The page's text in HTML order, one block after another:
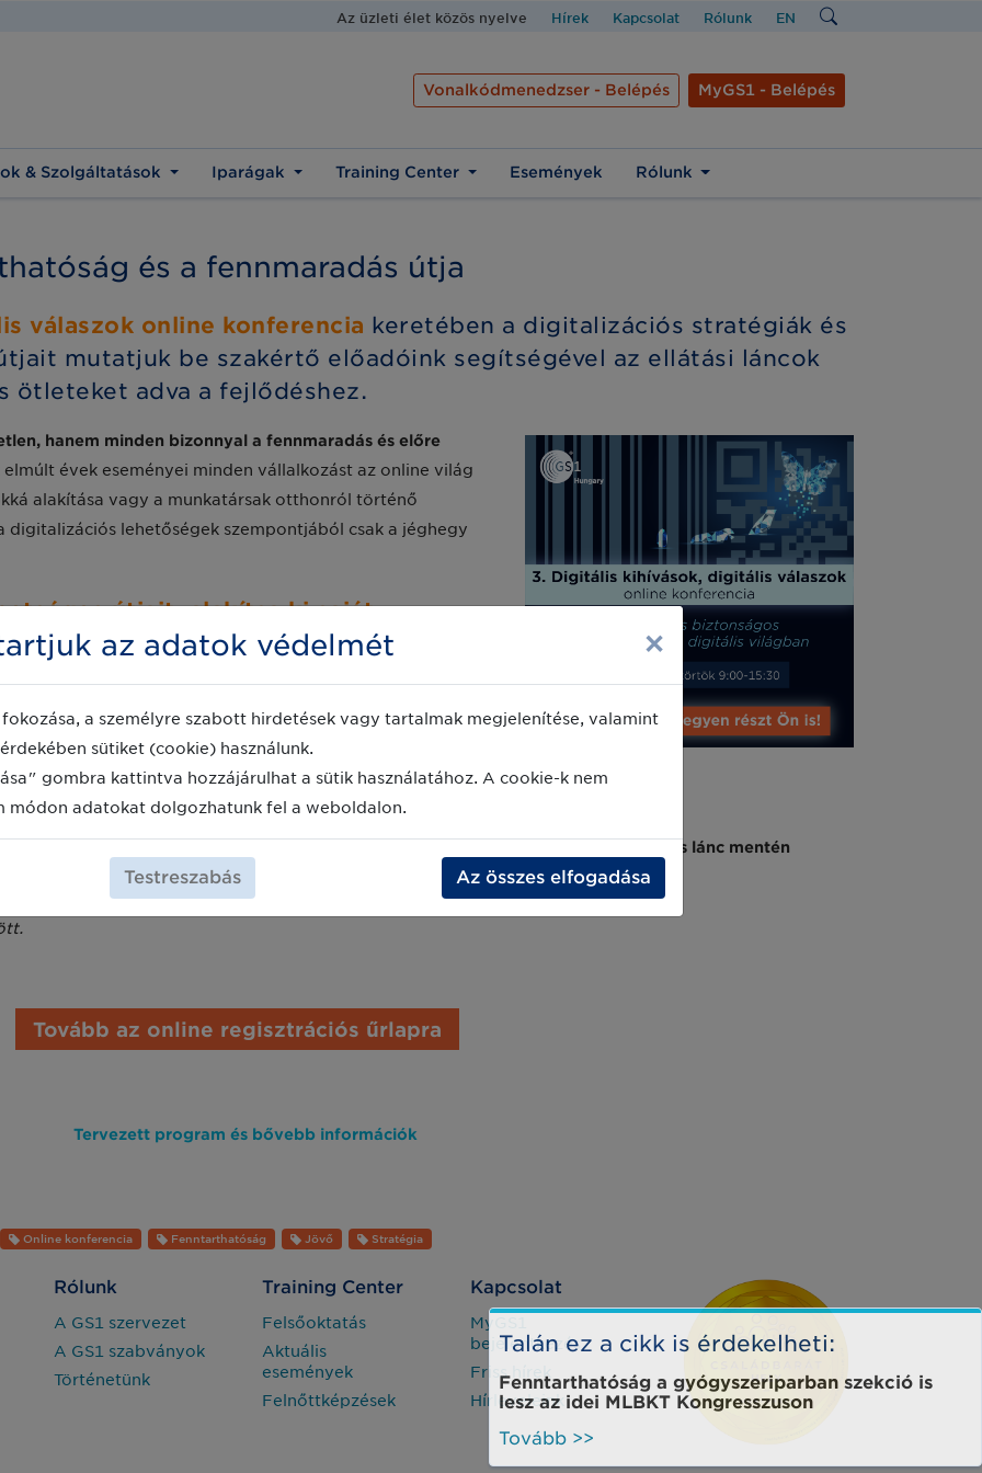
Az üzleti élet közös nyelve Hírek Kapcsolat Rólunk EN
Vonalkódmenedzser - Belépés MyGS1 - Belépés
& Szolgáltatások Iparágak Training Center Események Rólunk
és a fennmaradás útja
válaszok online konferencia keretében a digitalizációs stratégiák és
mutatjuk be szakértő előadóink segítségével az ellátási láncok
ötleteket adva a fejlődéshez.
hanem minden bizonnyal a fennmaradás és előre
elmúlt évek eseményei minden vállalkozást az online világ
alakítása vagy a munkatársak otthonról történő
digitalizációs lehetőségek szempontjából csak a jéghegy
útjait, alakítsa ki saját
10. 9:00-15:30
online konferenciára és hallgassa meg szakértő előadóinkat, akik az ellátás lánc mentén
és hasznos információkkal saját digitalizációs stratégiájuk megtervezéséhez.
Tovább az online regisztrációs űrlapra
Tervezett program és bővebb információk
Online konferencia Fenntarthatóság Jövő Stratégia
Talán ez a cikk is érdekelheti:
Fenntarthatóság a gyógyszeriparban szekció is
lesz az idei MLBKT Kongresszuson
Tovább >>
Rólunk
A GS1 szervezet
A GS1 szabványok
Történetünk
Training Center
Felsőoktatás
Aktuális
események
Felnőttképzések
Kapcsolat
MyGS1
bejelentkezés
Friss hírek
Hírleveleink
az adatok védelmét ×
a személyre szabott hirdetések vagy tartalmak megjelenítése, valamint
sütiket (cookie) használunk.
gombra kattintva hozzájárulhat a sütik használatához. A cookie-k nem
módon adatokat dolgozhatunk fel a weboldalon.
Testreszabás Az összes elfogadása